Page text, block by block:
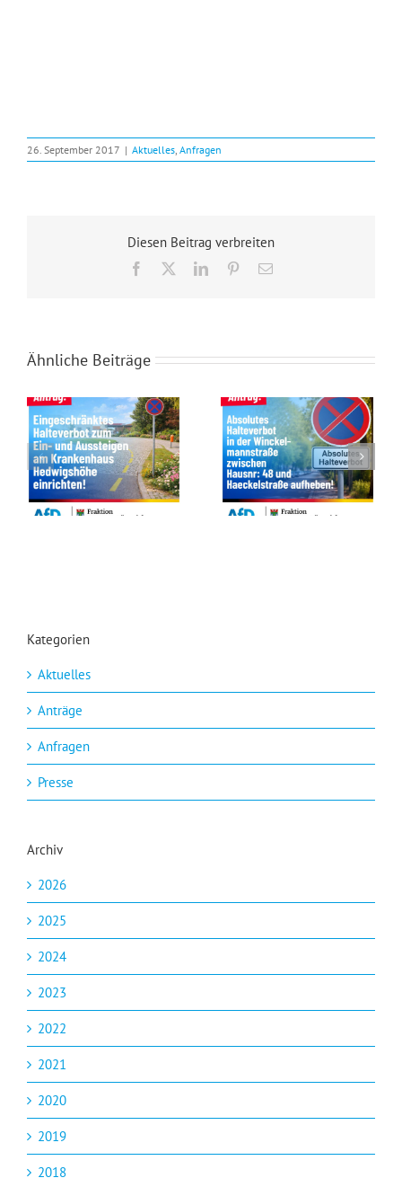
26. September 2017 | Aktuelles Anfragen
Diesen Beitrag verbreiten
Facebook LinkedInPinterest
E-
Ähnliche Beiträge
Kategorien
Aktuelles
Anträge
Anfragen
Presse
Archiv
2026
2025
2024
2023
2022
2021
2020
2019
2018